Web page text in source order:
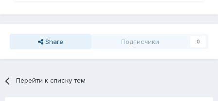
Share Подписчики 0
Перейти к списку тем